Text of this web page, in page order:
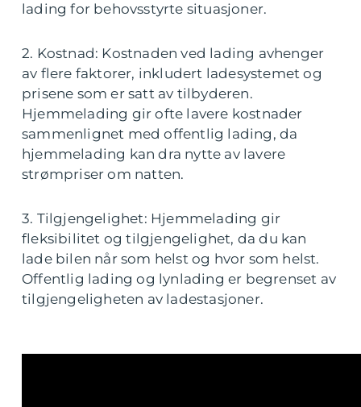
lading for behovsstyrte situasjoner.
2. Kostnad: Kostnaden ved lading avhenger
av flere faktorer, inkludert ladesystemet og
prisene som er satt av tilbyderen.
Hjemmelading gir ofte lavere kostnader
sammenlignet med offentlig lading, da
hjemmelading kan dra nytte av lavere
strømpriser om natten.
3. Tilgjengelighet: Hjemmelading gir
fleksibilitet og tilgjengelighet, da du kan
lade bilen når som helst og hvor som helst.
Offentlig lading og lynlading er begrenset av
tilgjengeligheten av ladestasjoner.